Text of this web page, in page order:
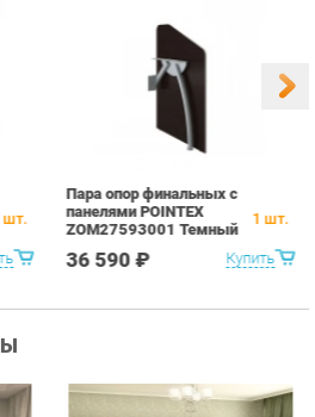
ZOM27593001 Темный
Симфония 7.10